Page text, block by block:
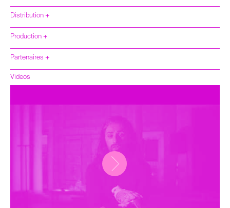
Distribution +
Production +
Partenaires +
Videos